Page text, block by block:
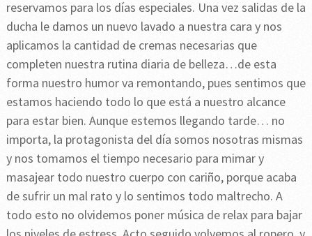
reservamos para los días especiales. Una vez salidas de la
ducha le damos un nuevo lavado a nuestra cara y nos
aplicamos la cantidad de cremas necesarias que
completen nuestra rutina diaria de belleza…de esta
forma nuestro humor va remontando, pues sentimos que
estamos haciendo todo lo que está a nuestro alcance
para estar bien. Aunque estemos llegando tarde… no
importa, la protagonista del día somos nosotras mismas
y nos tomamos el tiempo necesario para mimar y
masajear todo nuestro cuerpo con cariño, porque acaba
de sufrir un mal rato y lo sentimos todo maltrecho. A
todo esto no olvidemos poner música de relax para bajar